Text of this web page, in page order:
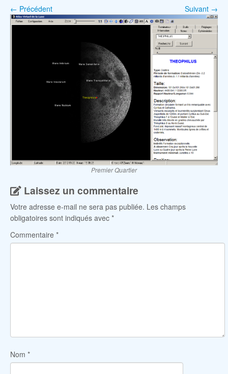
← Précédent Suivant →
Premier Quartier
Laissez un commentaire
Votre adresse e-mail ne sera pas publiée. Les champs
obligatoires sont indiqués avec *
Commentaire *
Nom *